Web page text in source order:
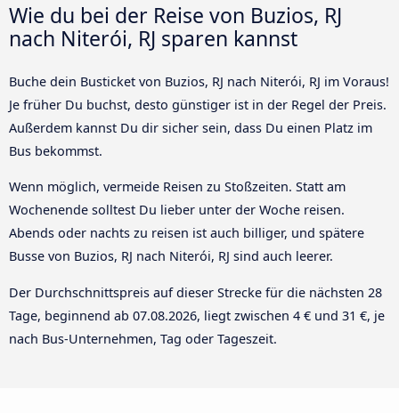
Wie du bei der Reise von Buzios, RJ
nach Niterói, RJ sparen kannst
Buche dein Busticket von Buzios, RJ nach Niterói, RJ im Voraus!
Je früher Du buchst, desto günstiger ist in der Regel der Preis.
Außerdem kannst Du dir sicher sein, dass Du einen Platz im
Bus bekommst.
Wenn möglich, vermeide Reisen zu Stoßzeiten. Statt am
Wochenende solltest Du lieber unter der Woche reisen.
Abends oder nachts zu reisen ist auch billiger, und spätere
Busse von Buzios, RJ nach Niterói, RJ sind auch leerer.
Der Durchschnittspreis auf dieser Strecke für die nächsten 28
Tage, beginnend ab 07.08.2026, liegt zwischen 4 € und 31 €, je
nach Bus-Unternehmen, Tag oder Tageszeit.